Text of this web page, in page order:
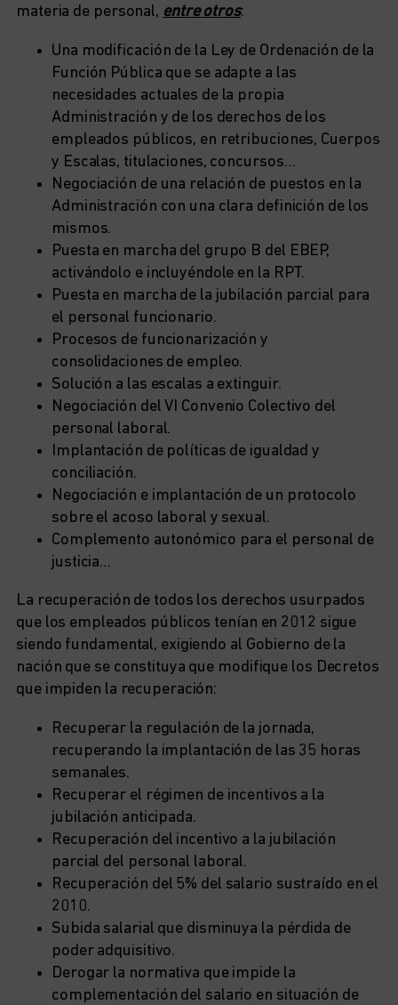
materia de personal, entre otros:
Una modificación de la Ley de Ordenación de la
Función Pública que se adapte a las
necesidades actuales de la propia
Administración y de los derechos de los
empleados públicos, en retribuciones, Cuerpos
y Escalas, titulaciones, concursos…
Negociación de una relación de puestos en la
Administración con una clara definición de los
mismos.
Puesta en marcha del grupo B del EBEP,
activándolo e incluyéndole en la RPT.
Puesta en marcha de la jubilación parcial para
el personal funcionario.
Procesos de funcionarización y
consolidaciones de empleo.
Solución a las escalas a extinguir.
Negociación del VI Convenio Colectivo del
personal laboral.
Implantación de políticas de igualdad y
conciliación.
Negociación e implantación de un protocolo
sobre el acoso laboral y sexual.
Complemento autonómico para el personal de
justicia…
La recuperación de todos los derechos usurpados
que los empleados públicos tenían en 2012 sigue
siendo fundamental, exigiendo al Gobierno de la
nación que se constituya que modifique los Decretos
que impiden la recuperación:
Recuperar la regulación de la jornada,
recuperando la implantación de las 35 horas
semanales.
Recuperar el régimen de incentivos a la
jubilación anticipada.
Recuperación del incentivo a la jubilación
parcial del personal laboral.
Recuperación del 5% del salario sustraído en el
2010.
Subida salarial que disminuya la pérdida de
poder adquisitivo.
Derogar la normativa que impide la
complementación del salario en situación de